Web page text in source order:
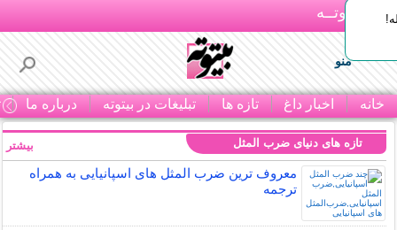
بـیتوتــه
منو
خانه اخبار داغ تازه ها تبلیغات در بیتوته درباره ما
تازه های دنیای ضرب المثل
معروف ترین ضرب المثل های اسپانیایی به همراه
ترجمه
بیشتر